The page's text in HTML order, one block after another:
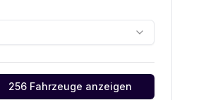
256 Fahrzeuge anzeigen